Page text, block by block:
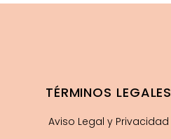
TÉRMINOS LEGALES
Aviso Legal y Privacidad